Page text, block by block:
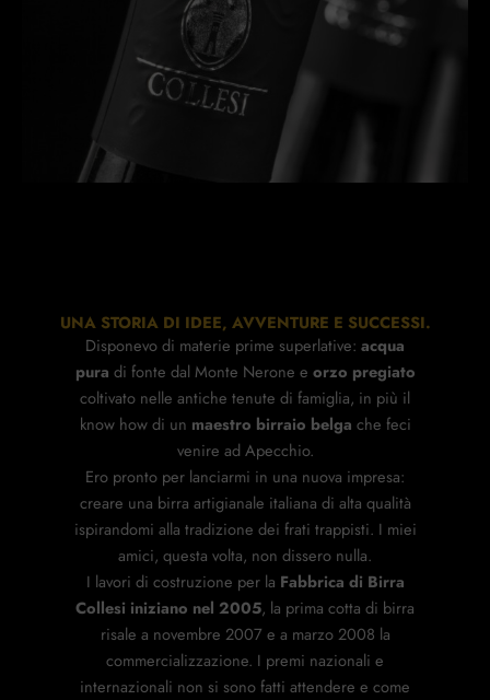
UNA STORIA DI IDEE, AVVENTURE E SUCCESSI.
Disponevo di materie prime superlative: acqua
pura di fonte dal Monte Nerone e orzo pregiato
coltivato nelle antiche tenute di famiglia, in più il
know how di un maestro birraio belga che feci
venire ad Apecchio.
Ero pronto per lanciarmi in una nuova impresa:
creare una birra artigianale italiana di alta qualità
ispirandomi alla tradizione dei frati trappisti. I miei
amici, questa volta, non dissero nulla.
I lavori di costruzione per la Fabbrica di Birra
Collesi iniziano nel 2005, la prima cotta di birra
risale a novembre 2007 e a marzo 2008 la
commercializzazione. I premi nazionali e
internazionali non si sono fatti attendere e come